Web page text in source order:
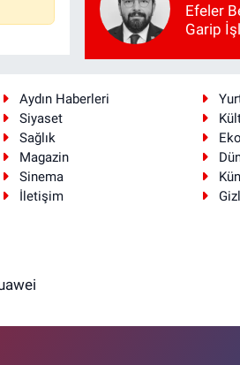
Efeler
Garip
Aydın Haberleri
Siyaset
Sağlık
Magazin
Sinema
İletişim